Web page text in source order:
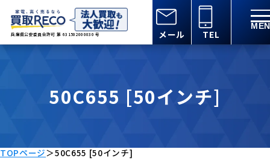
兵庫県公安委員会許可 第 631502000030 号 メール TEL
50C655 [50インチ]
TOPページ＞50C655 [50インチ]